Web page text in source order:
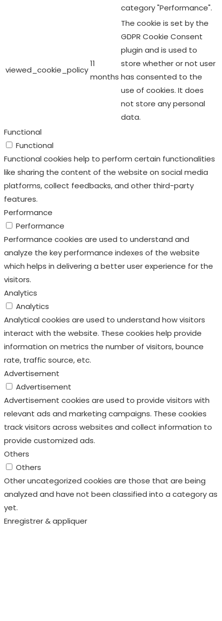
category "Performance".
viewed_cookie_policy
11
months
The cookie is set by the
GDPR Cookie Consent
plugin and is used to
store whether or not user
has consented to the
use of cookies. It does
not store any personal
data.
Functional
Functional
Functional cookies help to perform certain functionalities
like sharing the content of the website on social media
platforms, collect feedbacks, and other third-party
features.
Performance
Performance
Performance cookies are used to understand and
analyze the key performance indexes of the website
which helps in delivering a better user experience for the
visitors.
Analytics
Analytics
Analytical cookies are used to understand how visitors
interact with the website. These cookies help provide
information on metrics the number of visitors, bounce
rate, traffic source, etc.
Advertisement
Advertisement
Advertisement cookies are used to provide visitors with
relevant ads and marketing campaigns. These cookies
track visitors across websites and collect information to
provide customized ads.
Others
Others
Other uncategorized cookies are those that are being
analyzed and have not been classified into a category as
yet.
Enregistrer & appliquer